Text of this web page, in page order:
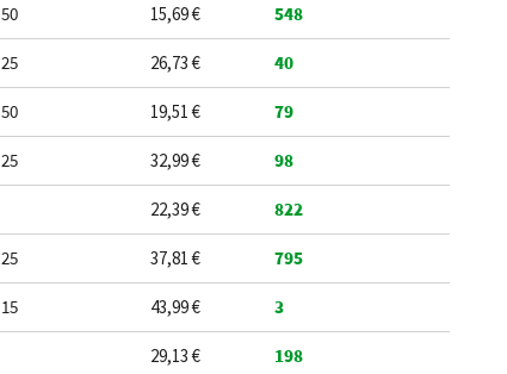
50 15,69 € 548
25 26,73 € 40
50 19,51 € 79
25 32,99 € 98
22,39 € 822
25 37,81 € 795
15 43,99 € 3
29,13 € 198